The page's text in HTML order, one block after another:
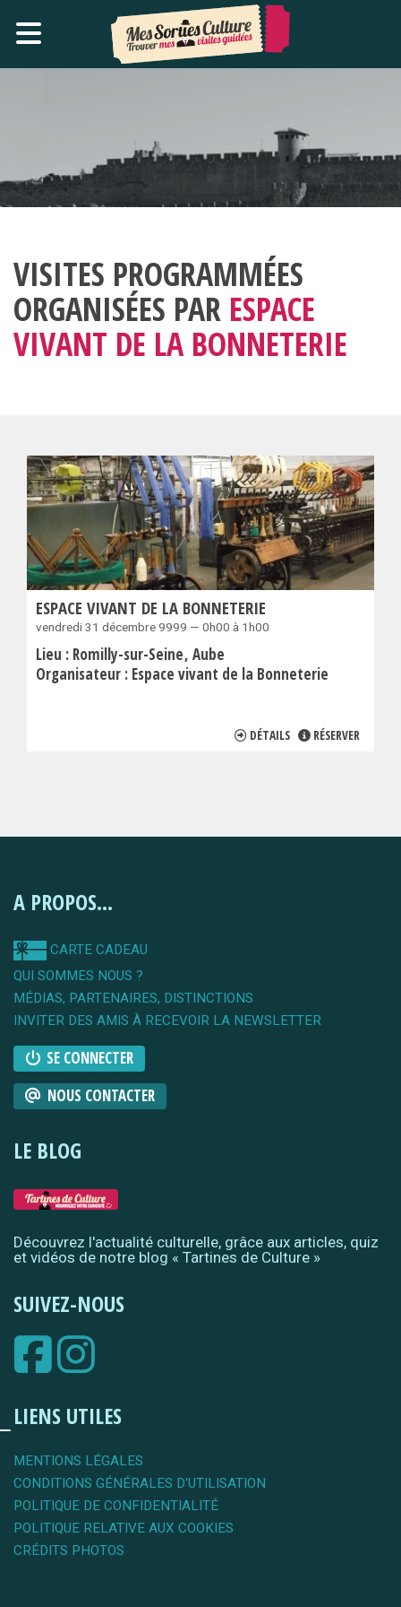
VISITES PROGRAMMÉES
ORGANISÉES PAR ESPACE
VIVANT DE LA BONNETERIE
ESPACE VIVANT DE LA BONNETERIE
vendredi 31 décembre 9999 — 0h00 à 1h00
Lieu : Romilly-sur-Seine Aube
Organisateur : Espace vivant de la Bonneterie
DÉTAILS RÉSERVER
A PROPOS...
CARTE CADEAU
QUI SOMMES NOUS ?
MÉDIAS, PARTENAIRES, DISTINCTIONS
INVITER DES AMIS À RECEVOIR LA NEWSLETTER
SE CONNECTER
NOUS CONTACTER
LE BLOG
Découvrez l'actualité culturelle, grâce aux articles, quiz
et vidéos de notre blog « Tartines de Culture »
SUIVEZ-NOUS
LIENS UTILES
MENTIONS LÉGALES
CONDITIONS GÉNÉRALES D'UTILISATION
POLITIQUE DE CONFIDENTIALITÉ
POLITIQUE RELATIVE AUX COOKIES
CRÉDITS PHOTOS